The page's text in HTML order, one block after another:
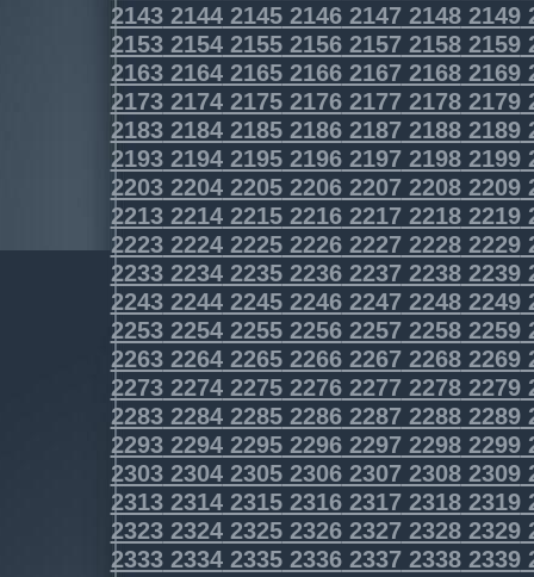
2143214421452146214721482149
2153215421552156215721582159
2163216421652166216721682169
2173217421752176217721782179
2183218421852186218721882189
2193219421952196219721982199
2203220422052206220722082209
2213221422152216221722182219
2223222422252226222722282229
2233223422352236223722382239
2243224422452246224722482249
2253225422552256225722582259
2263226422652266226722682269
2273227422752276227722782279
2283228422852286228722882289
2293229422952296229722982299
2303230423052306230723082309
2313231423152316231723182319
2323232423252326232723282329
2333233423352336233723382339